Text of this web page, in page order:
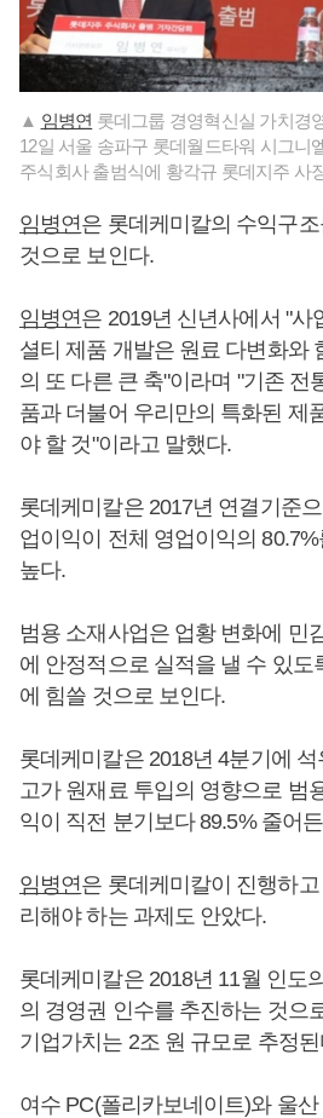
▲ 임병연 롯데그룹 경영혁신실 가치경
12일 서울 송파구 롯데월드타워 시그니
주식회사 출범식에 황각규 롯데지주 사
임병연은 롯데케미칼의 수익구
것으로 보인다.
임병연은 2019년 신년사에서 "사
셜티 제품 개발은 원료 다변화와
의 또 다른 큰 축"이라며 "기존 전
품과 더불어 우리만의 특화된 제
야 할 것"이라고 말했다.
롯데케미칼은 2017년 연결기준
업이익이 전체 영업이익의
높다.
범용 소재사업은 업황 변화에 민
에 안정적으로 실적을 낼 수 있도
에 힘쓸 것으로 보인다.
롯데케미칼은 2018년 4분기에
고가 원재료 투입의 영향으로 범
익이 직전 분기보다 89.5% 줄어
임병연은 롯데케미칼이 진행하
리해야 하는 과제도 안았다.
롯데케미칼은 2018년 11월 인도
의 경영권 인수를 추진하는 것으
기업가치는 2조 원 규모로 추정
여수 PC(폴리카보네이트)와 울